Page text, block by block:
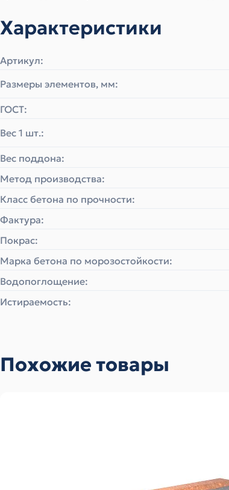
Характеристики
Артикул:
Размеры элементов, мм:
ГОСТ:
Вес 1 шт.:
Вес поддона:
Метод производства:
Класс бетона по прочности:
Фактура:
Покрас:
Марка бетона по морозостойкости:
Водопоглощение:
Истираемость:
Похожие товары